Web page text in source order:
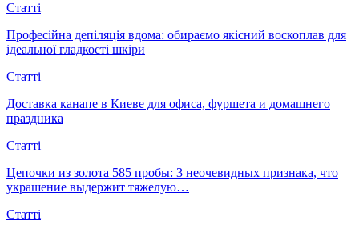
Статті
Професійна депіляція вдома: обираємо якісний воскоплав для
ідеальної гладкості шкіри
Статті
Доставка канапе в Киеве для офиса, фуршета и домашнего
праздника
Статті
Цепочки из золота 585 пробы: 3 неочевидных признака, что
украшение выдержит тяжелую…
Статті